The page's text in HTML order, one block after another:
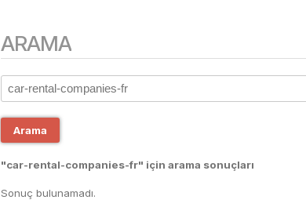
ARAMA
Arama
"car-rental-companies-fr" için arama sonuçları
Sonuç bulunamadı.